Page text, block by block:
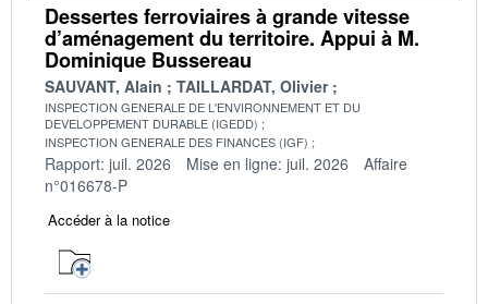
Dessertes ferroviaires à grande vitesse
d’aménagement du territoire. Appui à M.
Dominique Bussereau
SAUVANT, Alain TAILLARDAT, Olivier
INSPECTION GENERALE DE L'ENVIRONNEMENT ET DU
DEVELOPPEMENT DURABLE (IGEDD)
INSPECTION GENERALE DES FINANCES (IGF)
Rapport: juil. 2026 Mise en ligne: juil. 2026
Affaire
n°016678-P
Accéder à la notice